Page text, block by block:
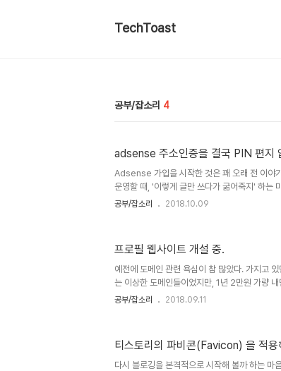
TechToast
공부/잡소리 4
adsense 주소인증을 결국 PIN 편지
Adsense 가입을 시작한 것은 꽤 오래 전 이야
운영할 때, '이렇게 글만 쓰다가 굶어죽지' 하는
해 봤었다. 처음에 광고가 게재되고, 가끔 클릭
째, 6달째... 도데체 올 생각을 안 하니 글 쓸 힘
하여 애드센스 홈페이지에 들어갔더니, 덜컥 어
공부/잡소리 2018.10.09
프로필 웹사이트 개설 중.
예전에 도메인 관련 욕심이 참 많았다. 가지고
는 이상한 도메인들이었지만, 1년 2만원 가량
질 수 있었기 때문에 오랫동안 가지고 있던 쓸데
이텔, 나우누리 등 PC통신을 이미 접하고 있었
미기 위해 ANSI 코드로 입장하는 화면을 꾸미
공부/잡소리 2018.09.11
티스토리의 파비콘(Favicon) 을 적용
다시 블로깅을 본격적으로 시작해 볼까 하는 마